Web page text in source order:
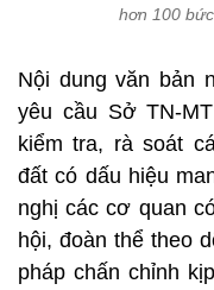
hơn 100
Nội dung văn bản
yêu cầu Sở TN-
kiểm tra, rà soát
đất có dấu hiệu
nghị các cơ quan
hội, đoàn thể theo
pháp chấn chỉnh